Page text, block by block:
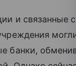
и связанные
банки,